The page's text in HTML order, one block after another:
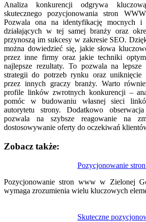
Analiza konkurencji odgrywa
skutecznego pozycjonowania stron
Pozwala ona na identyfikację mocnych i
działających w tej samej branży oraz
przynoszą im sukcesy w zakresie SEO.
można dowiedzieć się, jakie słowa
przez inne firmy oraz jakie techniki
najlepsze rezultaty. To pozwala na lepsze
strategii do potrzeb rynku oraz uniknięcie
przez innych graczy branży. Warto
profile linków zwrotnych konkurencji –
pomóc w budowaniu własnej sieci
autorytetu strony. Dodatkowo
pozwala na szybsze reagowanie na
dostosowywanie oferty do oczekiwań
Zobacz także:
Pozycjonowanie
Pozycjonowanie stron www w Zielonej
wymaga zrozumienia wielu kluczowych
Skuteczne
wpisu